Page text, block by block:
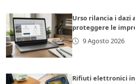
Urso rilancia i dazi
proteggere le
9 Agosto 2026
Rifiuti elettronici in